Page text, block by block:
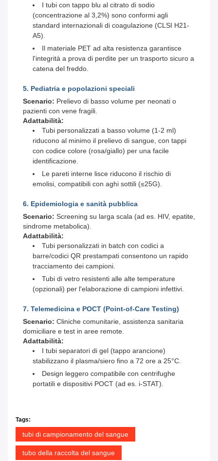
I tubi con tappo blu al citrato di sodio
(concentrazione al 3,2%) sono conformi agli
standard internazionali di coagulazione (CLSI H21-
A5).
Il materiale PET ad alta resistenza garantisce
l'integrità a prova di perdite per un trasporto sicuro a
catena del freddo.
5. Pediatria e popolazioni speciali
Scenario: Prelievo di basso volume per neonati o
pazienti con vene fragili.
Adattabilità:
Tubi personalizzati a basso volume (1-2 ml)
riducono al minimo il prelievo di sangue, con tappi
con codice colore (rosa/giallo) per una facile
identificazione.
Le pareti interne lisce riducono il rischio di
emolisi, compatibili con aghi sottili (≤25G).
6. Epidemiologia e sanità pubblica
Scenario: Screening su larga scala (ad es. HIV, epatite,
sindrome metabolica).
Adattabilità:
Tubi personalizzati in batch con codici a
barre/codici QR prestampati consentono un rapido
tracciamento dei campioni.
Tubi di vetro resistenti alle alte temperature
(opzionali) per l'elaborazione di campioni infettivi.
7. Telemedicina e POCT (Point-of-Care Testing)
Scenario: Cliniche comunitarie, assistenza sanitaria
domiciliare e test in aree remote.
Adattabilità:
I tubi separatori di gel (tappo arancione)
stabilizzano il plasma/siero fino a 72 ore a 25°C.
Design leggero compatibile con centrifughe
portatili e dispositivi POCT (ad es. i-STAT).
Tags:
tubi di campionamento del sangue
tubo della raccolta del sangue